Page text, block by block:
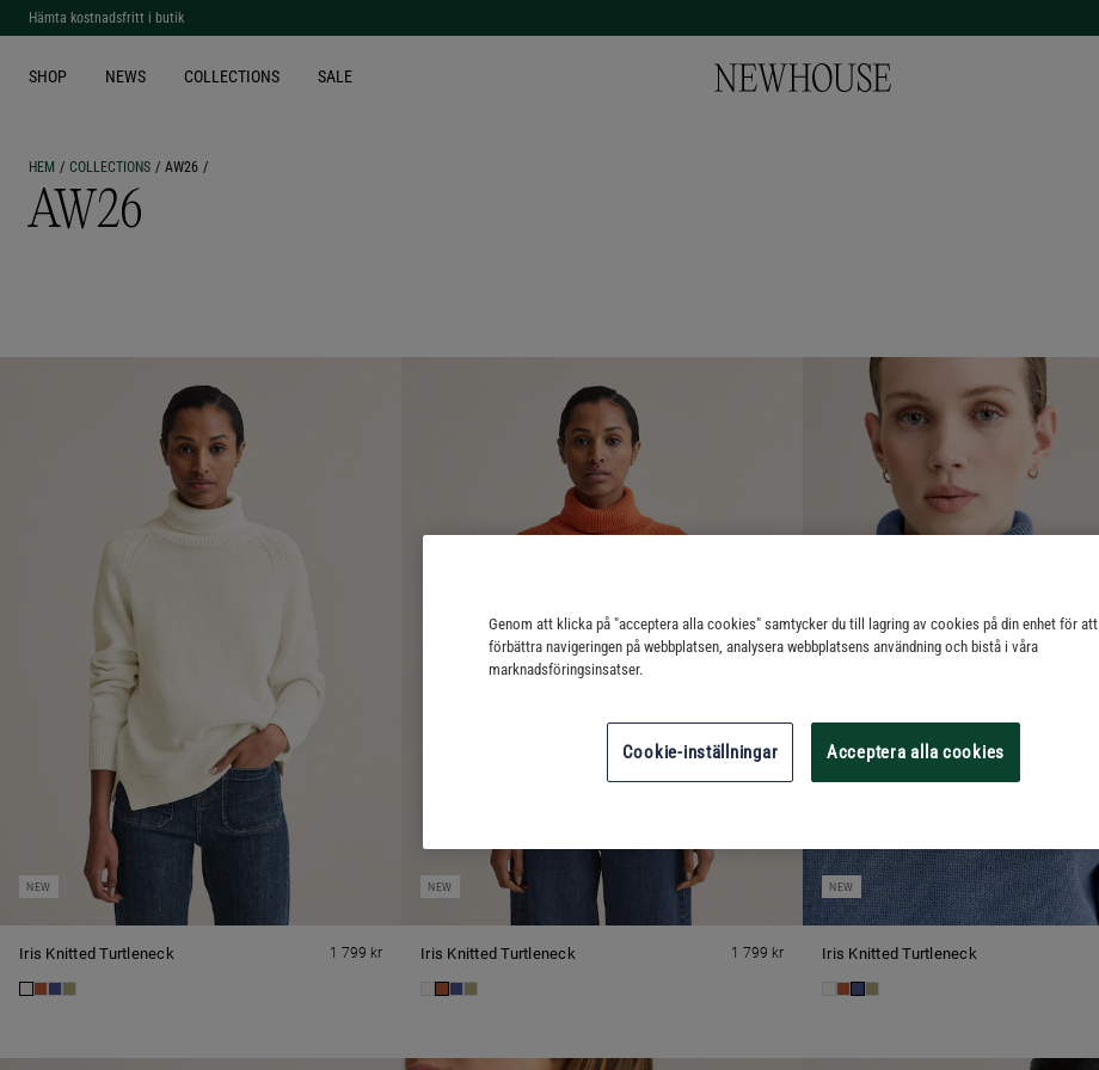
Hämta kostnadsfritt i butik
SHOP NEWS COLLECTIONS SALE
HEM COLLECTIONS AW26
AW26
Iris Knitted Turtleneck 1 799 kr
NEW
Iris Knitted Turtleneck 1 799 kr
NEW
Iris Knitted Turtleneck
NEW
Genom att klicka på "acceptera alla cookies" samtycker du till lagring av cookies på din enhet för att
förbättra navigeringen på webbplatsen, analysera webbplatsens användning och bistå i våra
marknadsföringsinsatser.
Cookie-inställningar Acceptera alla cookies